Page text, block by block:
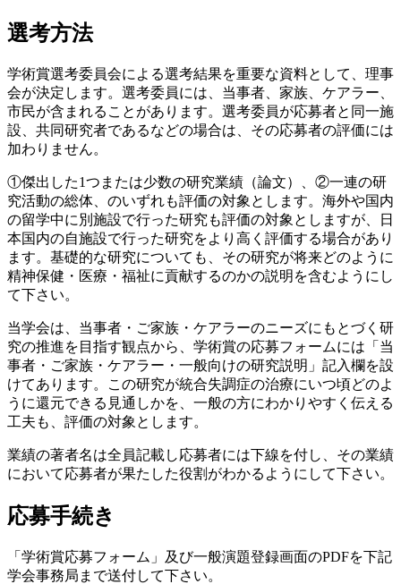
選考方法
学術賞選考委員会による選考結果を重要な資料として、理事
会が決定します。選考委員には、当事者、家族、ケアラー、
市民が含まれることがあります。選考委員が応募者と同一施
設、共同研究者であるなどの場合は、その応募者の評価には
加わりません。
①傑出した1つまたは少数の研究業績（論文）、②一連の研
究活動の総体、のいずれも評価の対象とします。海外や国内
の留学中に別施設で行った研究も評価の対象としますが、日
本国内の自施設で行った研究をより高く評価する場合があり
ます。基礎的な研究についても、その研究が将来どのように
精神保健・医療・福祉に貢献するのかの説明を含むようにし
て下さい。
当学会は、当事者・ご家族・ケアラーのニーズにもとづく研
究の推進を目指す観点から、学術賞の応募フォームには「当
事者・ご家族・ケアラー・一般向けの研究説明」記入欄を設
けてあります。この研究が統合失調症の治療にいつ頃どのよ
うに還元できる見通しかを、一般の方にわかりやすく伝える
工夫も、評価の対象とします。
業績の著者名は全員記載し応募者には下線を付し、その業績
において応募者が果たした役割がわかるようにして下さい。
応募手続き
「学術賞応募フォーム」及び一般演題登録画面のPDFを下記
学会事務局まで送付して下さい。